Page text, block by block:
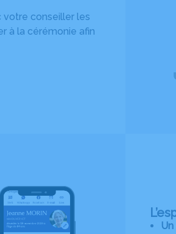
votre conseiller les
à la cérémonie afin